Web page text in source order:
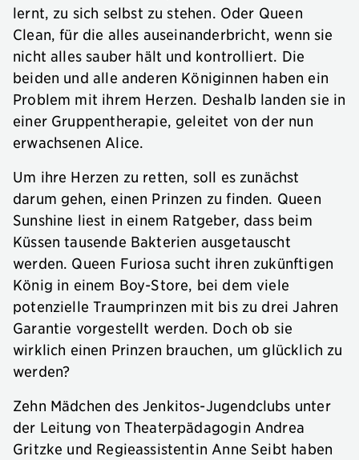
lernt, zu sich selbst zu stehen. Oder Queen
Clean, für die alles auseinanderbricht, wenn sie
nicht alles sauber hält und kontrolliert. Die
beiden und alle anderen Königinnen haben ein
Problem mit ihrem Herzen. Deshalb landen sie in
einer Gruppentherapie, geleitet von der nun
erwachsenen Alice.
Um ihre Herzen zu retten, soll es zunächst
darum gehen, einen Prinzen zu finden. Queen
Sunshine liest in einem Ratgeber, dass beim
Küssen tausende Bakterien ausgetauscht
werden. Queen Furiosa sucht ihren zukünftigen
König in einem Boy-Store, bei dem viele
potenzielle Traumprinzen mit bis zu drei Jahren
Garantie vorgestellt werden. Doch ob sie
wirklich einen Prinzen brauchen, um glücklich zu
werden?
Zehn Mädchen des Jenkitos-Jugendclubs unter
der Leitung von Theaterpädagogin Andrea
Gritzke und Regieassistentin Anne Seibt haben